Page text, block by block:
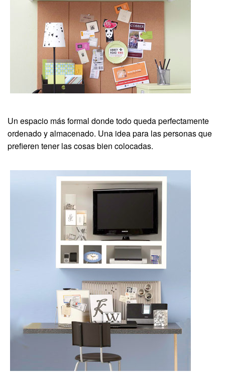
Un espacio más formal donde todo queda perfectamente
ordenado y almacenado. Una idea para las personas que
prefieren tener las cosas bien colocadas.